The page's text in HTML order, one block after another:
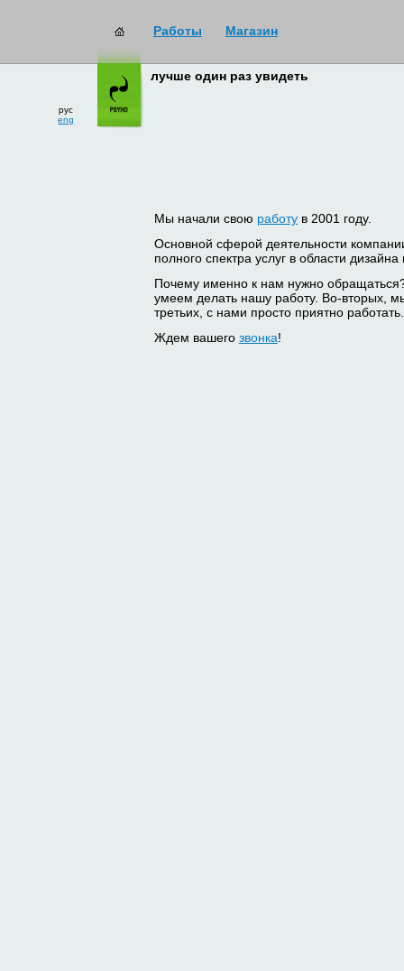
Работы Магазин
рус
eng
лучше один раз увидеть
Мы начали свою работув 2001 году.
Основной сферой деятельности
полного спектра услуг в области
Почему именно к нам нужно
умеем делать нашу работу. Во-вторых,
третьих, с нами просто приятно работать.
Ждем вашего звонка!